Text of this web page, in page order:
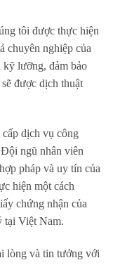
tôi được thực hiện
chuyên nghiệp của
kỹ lưỡng, đảm bảo
được dịch thuật
dịch vụ công
ngũ nhân viên
pháp và uy tín của
hiện một cách
chứng nhận của
tại Việt Nam.
lòng và tin tưởng với